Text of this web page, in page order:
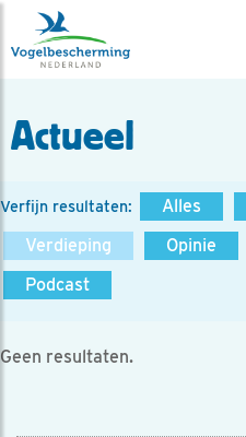
Actueel
Verfijn resultaten: Alles
Verdieping
Opinie
Podcast
Geen resultaten.